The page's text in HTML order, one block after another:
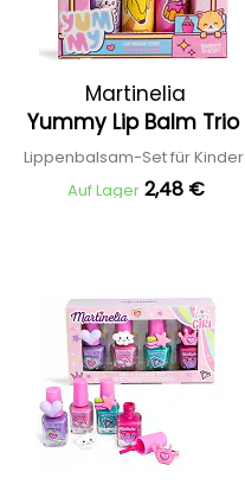
Martinelia
Yummy Lip Balm Trio
Lippenbalsam-Set für Kinder
Auf Lager 2,48 €